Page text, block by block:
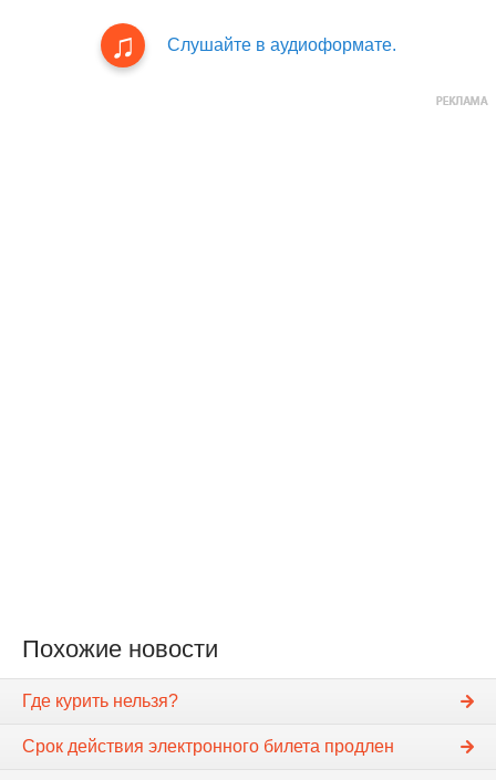
Слушайте в аудиоформате.
Похожие новости
Где курить нельзя?
Срок действия электронного билета продлен